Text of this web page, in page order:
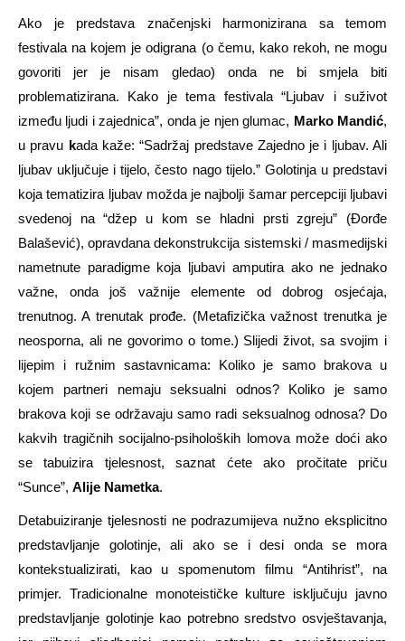
Ako je predstava značenjski harmonizirana sa temom
festivala na kojem je odigrana (o čemu, kako rekoh, ne mogu
govoriti jer je nisam gledao) onda ne bi smjela biti
problematizirana. Kako je tema festivala “Ljubav i suživot
između ljudi i zajednica”, onda je njen glumac, Marko Mandić,
u pravu kada kaže: “Sadržaj predstave Zajedno je i ljubav. Ali
ljubav uključuje i tijelo, često nago tijelo.” Golotinja u predstavi
koja tematizira ljubav možda je najbolji šamar percepciji ljubavi
svedenoj na “džep u kom se hladni prsti zgreju” (Đorđe
Balašević), opravdana dekonstrukcija sistemski / masmedijski
nametnute paradigme koja ljubavi amputira ako ne jednako
važne, onda još važnije elemente od dobrog osjećaja,
trenutnog. A trenutak prođe. (Metafizička važnost trenutka je
neosporna, ali ne govorimo o tome.) Slijedi život, sa svojim i
lijepim i ružnim sastavnicama: Koliko je samo brakova u
kojem partneri nemaju seksualni odnos? Koliko je samo
brakova koji se održavaju samo radi seksualnog odnosa? Do
kakvih tragičnih socijalno-psiholoških lomova može doći ako
se tabuizira tjelesnost, saznat ćete ako pročitate priču
“Sunce”, Alije Nametka.
Detabuiziranje tjelesnosti ne podrazumijeva nužno eksplicitno
predstavljanje golotinje, ali ako se i desi onda se mora
kontekstualizirati, kao u spomenutom filmu “Antihrist”, na
primjer. Tradicionalne monoteističke kulture isključuju javno
predstavljanje golotinje kao potrebno sredstvo osvještavanja,